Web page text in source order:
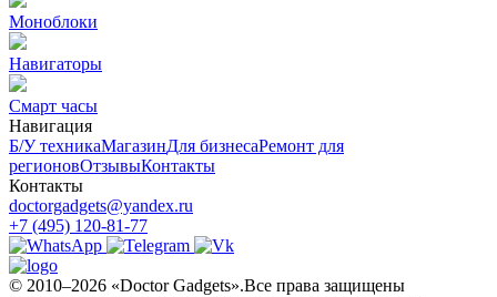
Моноблоки
Навигаторы
Смарт часы
Навигация
Б/У техникaМагазинДля бизнесаРемонт для
регионовОтзывыКонтакты
Контакты
doctorgadgets@yandex.ru
+7 (495) 120-81-77
© 2010–2026 «Doctor Gadgets».Все права защищены